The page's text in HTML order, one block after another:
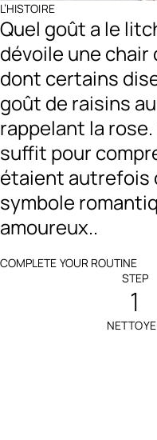
L’HISTOIRE
Quel goût a le
dévoile une
dont certains
goût de raisins
rappelant la
suffit pour
étaient autrefois
symbole
amoureux..
COMPLETE YOUR ROUTINE
STEP
1